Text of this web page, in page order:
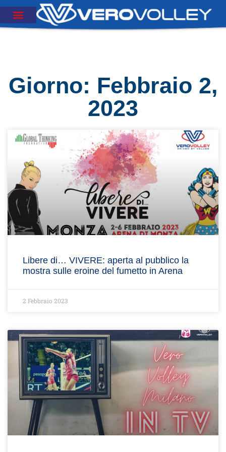
Giorno: Febbraio 2,
2023
Libere di… VIVERE: aperta al pubblico la
mostra sulle eroine del fumetto in Arena
2 Febbraio 2023